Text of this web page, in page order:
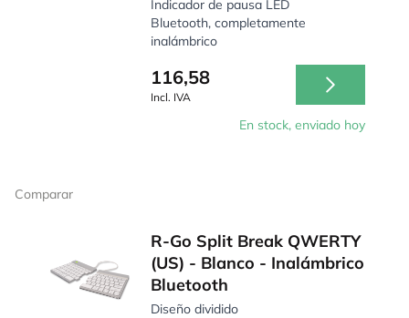
Indicador de pausa LED
Bluetooth, completamente
inalámbrico
116,58
Incl. IVA
En stock, enviado hoy
Comparar
R-Go Split Break QWERTY
(US) - Blanco - Inalámbrico
Bluetooth
Diseño dividido